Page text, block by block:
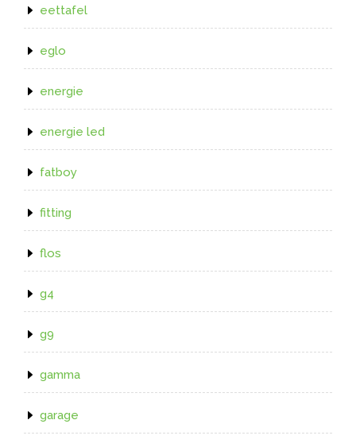
eettafel
eglo
energie
energie led
fatboy
fitting
flos
g4
g9
gamma
garage